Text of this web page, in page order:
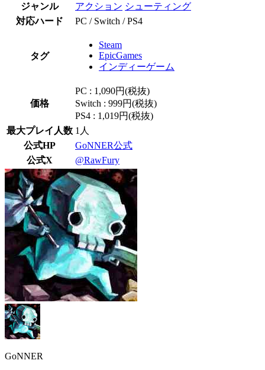
ジャンル アクション シューティング
対応ハード
PC / Switch / PS4
タグ
Steam
EpicGames
インディーゲーム
価格
PC : 1,090円(税抜)
Switch : 999円(税抜)
PS4 : 1,019円(税抜)
最大プレイ人数 1人
公式HP
GoNNER公式
公式X
@RawFury
GoNNER